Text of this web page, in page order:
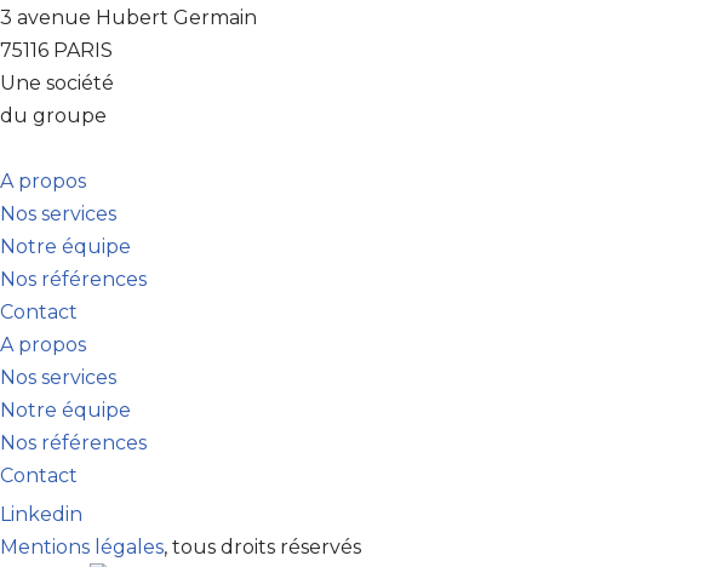
3 avenue Hubert Germain
75116 PARIS
Une société
du groupe
A propos
Nos services
Notre équipe
Nos références
Contact
A propos
Nos services
Notre équipe
Nos références
Contact
Linkedin
Mentions légales, tous droits réservés